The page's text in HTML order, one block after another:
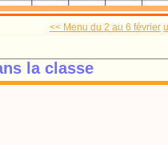
<< Menu du 2 au 6 février
la classe